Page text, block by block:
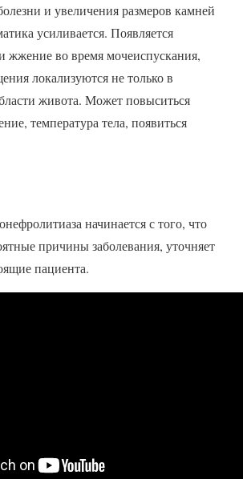
и увеличения размеров камней
усиливается. Появляется
жжение во время мочеиспускания,
локализуются не только в
живота. Может повыситься
температура тела, появиться
начинается с того, что
причины заболевания, уточняет
пациента.